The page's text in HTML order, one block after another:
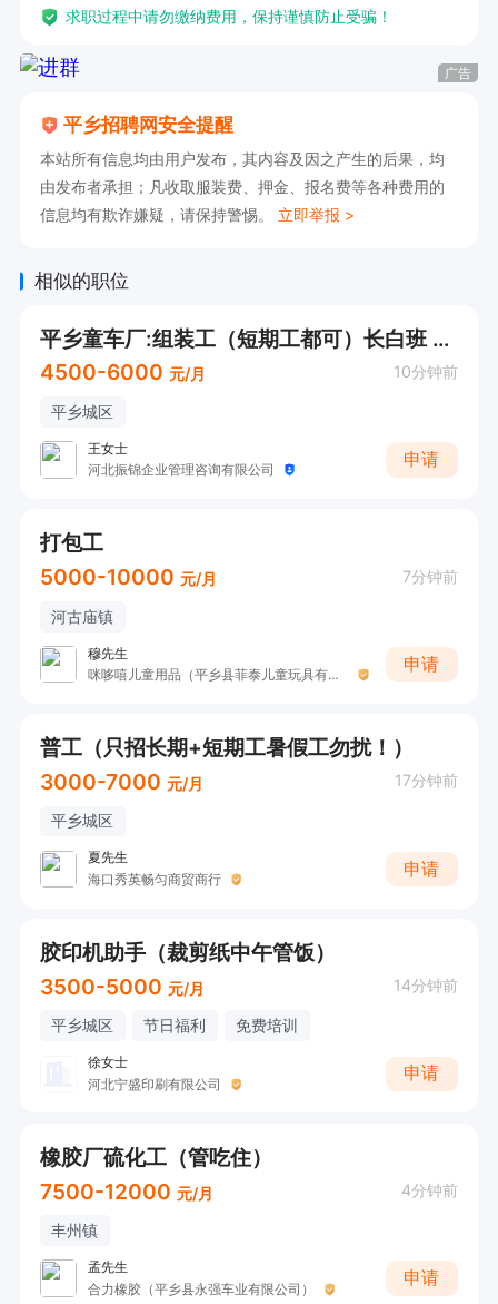
⑧打包⑨收料等工作
不满七天离职不管什么原因无工资。商业保险120
有意者直接电话联系
求职过程中请勿缴纳费用，保持谨慎防止受骗！
广告
平乡招聘网安全提醒
本站所有信息均由用户发布，其内容及因之产生的后果，均
由发布者承担；凡收取服装费、押金、报名费等各种费用的
信息均有欺诈嫌疑，请保持警惕。 立即举报 >
相似的职位
平乡童车厂:组装工（短期工都可）长白班 （提供住宿）
4500-6000 元/月 10分钟前
平乡城区
王女士
河北振锦企业管理咨询有限公司
申请
打包工
5000-10000 元/月 7分钟前
河古庙镇
穆先生
咪哆嘻儿童用品（平乡县菲泰儿童玩具有限公司）
申请
普工（只招长期+短期工暑假工勿扰！）
3000-7000 元/月 17分钟前
平乡城区
夏先生
海口秀英畅匀商贸商行
申请
胶印机助手（裁剪纸中午管饭）
3500-5000 元/月 14分钟前
平乡城区 节日福利 免费培训
徐女士
河北宁盛印刷有限公司
申请
橡胶厂硫化工（管吃住）
7500-12000 元/月 4分钟前
丰州镇
孟先生
合力橡胶（平乡县永强车业有限公司）
申请